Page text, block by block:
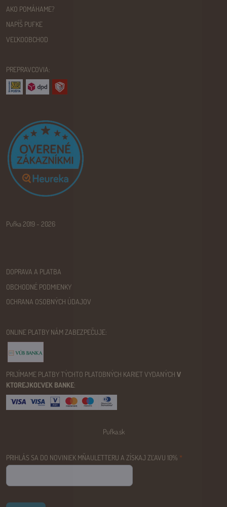
AKO POMÁHAME?
NAPÍŠ PUFKE
VEĽKOOBCHOD
PREPRAVCOVIA:
Pufka 2019 - 2026
DOPRAVA A PLATBA
OBCHODNÉ PODMIENKY
OCHRANA OSOBNÝCH ÚDAJOV
ONLINE PLATBY NÁM ZABEZPEČUJE:
PRIJÍMAME PLATBY TÝCHTO PLATOBNÝCH KARIET VYDANÝCH V
KTOREJKOĽVEK BANKE:
Pufka.sk
PRIHLÁS SA DO NOVINIEK MŇAULETTERU A ZÍSKAJ ZĽAVU 10% *